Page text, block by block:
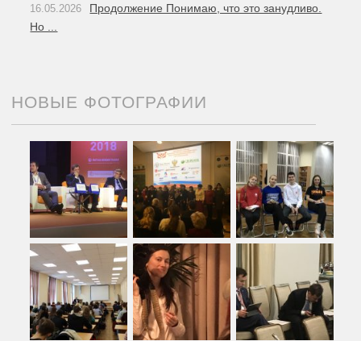
16.05.2026
Продолжение Понимаю, что это занудливо.
Но ...
НОВЫЕ ФОТОГРАФИИ